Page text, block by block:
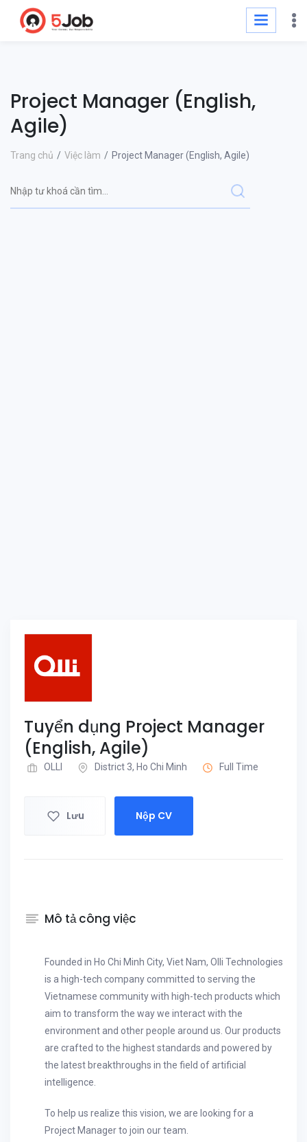
Project Manager (English,
Agile)
Trang chủ Việc làm Project Manager (English, Agile)
Tuyển dụng Project Manager
(English, Agile)
OLLI District 3, Ho Chi Minh Full Time
Lưu Nộp CV
Mô tả công việc
Founded in Ho Chi Minh City, Viet Nam, Olli Technologies
is a high-tech company committed to serving the
Vietnamese community with high-tech products which
aim to transform the way we interact with the
environment and other people around us. Our products
are crafted to the highest standards and powered by
the latest breakthroughs in the field of artificial
intelligence.
To help us realize this vision, we are looking for a
Project Manager to join our team.